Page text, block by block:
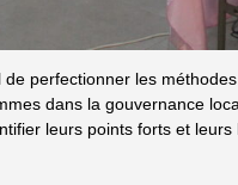
perfectionner les
dans la gouvernance
leurs points forts et